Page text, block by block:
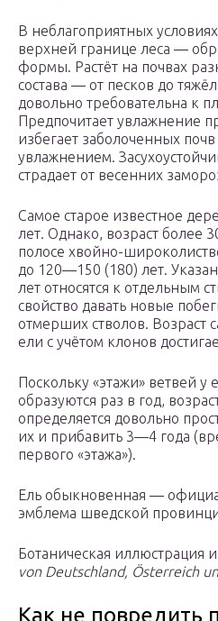
В неблагоприятных
верхней границе леса —
формы. Растёт на почвах
состава — от песков до
довольно требовательна к
Предпочитает увлажнение
избегает заболоченных
увлажнением.
страдает от весенних
Самое старое известное
лет. Однако, возраст более
полосе хвойно-
до 120—150 (180) лет.
лет относятся к отдельным
свойство давать новые
отмерших стволов. Возраст
ели с учётом клонов
Поскольку «этажи» ветвей у
образуются раз в год,
определяется довольно
их и прибавить 3—4 года
первого «этажа»).
Ель обыкновенная —
эмблема шведской
Ботаническая иллюстрация
von Deutschland, Österreich
Как не повредить